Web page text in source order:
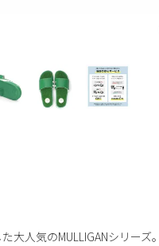
人気のMULLIGANシリーズ。